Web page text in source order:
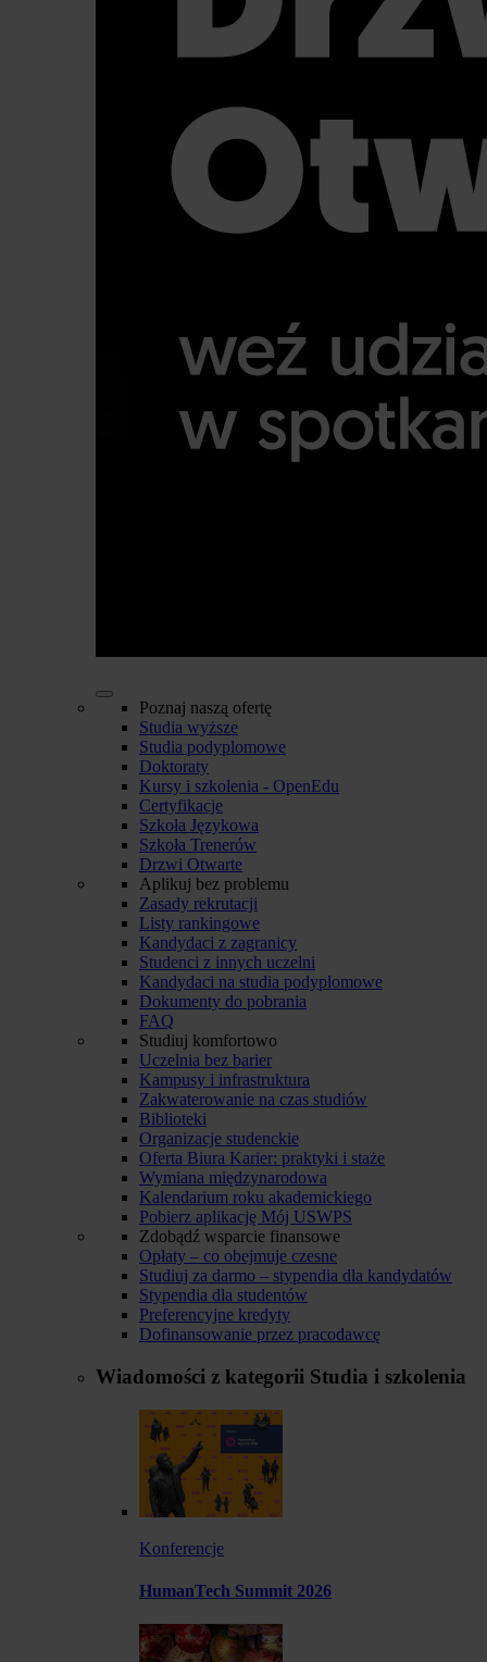
Poznaj naszą ofertę
Studia wyższe
Studia podyplomowe
Doktoraty
Kursy i szkolenia - OpenEdu
Certyfikacje
Szkoła Językowa
Szkoła Trenerów
Drzwi Otwarte
Aplikuj bez problemu
Zasady rekrutacji
Listy rankingowe
Kandydaci z zagranicy
Studenci z innych uczelni
Kandydaci na studia podyplomowe
Dokumenty do pobrania
FAQ
Studiuj komfortowo
Uczelnia bez barier
Kampusy i infrastruktura
Zakwaterowanie na czas studiów
Biblioteki
Organizacje studenckie
Oferta Biura Karier: praktyki i staże
Wymiana międzynarodowa
Kalendarium roku akademickiego
Pobierz aplikację Mój USWPS
Zdobądź wsparcie finansowe
Opłaty – co obejmuje czesne
Studiuj za darmo – stypendia dla kandydatów
Stypendia dla studentów
Preferencyjne kredyty
Dofinansowanie przez pracodawcę
Wiadomości z kategorii Studia i szkolenia
Konferencje
HumanTech Summit 2026